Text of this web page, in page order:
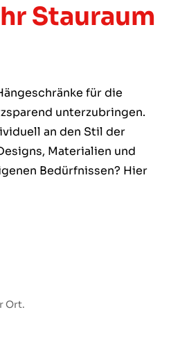
Stauraum
für die
unterzubringen.
an den Stil der
Materialien und
Bedürfnissen? Hier
Ort.